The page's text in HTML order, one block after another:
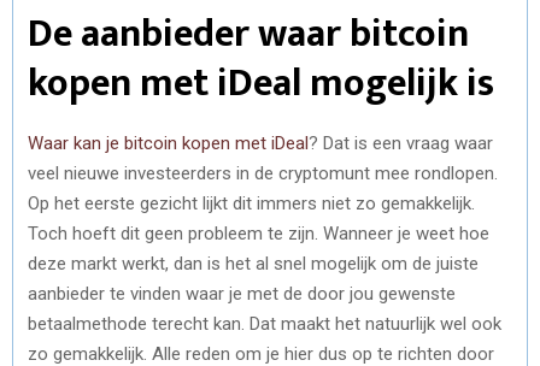
De aanbieder waar bitcoin
kopen met iDeal mogelijk is
Waar kan je bitcoin kopen met iDeal? Dat is een vraag waar
veel nieuwe investeerders in de cryptomunt mee rondlopen.
Op het eerste gezicht lijkt dit immers niet zo gemakkelijk.
Toch hoeft dit geen probleem te zijn. Wanneer je weet hoe
deze markt werkt, dan is het al snel mogelijk om de juiste
aanbieder te vinden waar je met de door jou gewenste
betaalmethode terecht kan. Dat maakt het natuurlijk wel ook
zo gemakkelijk. Alle reden om je hier dus op te richten door